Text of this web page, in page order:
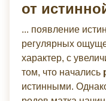
от
... появление
регулярных
характер, с
том, что начались
истинными.